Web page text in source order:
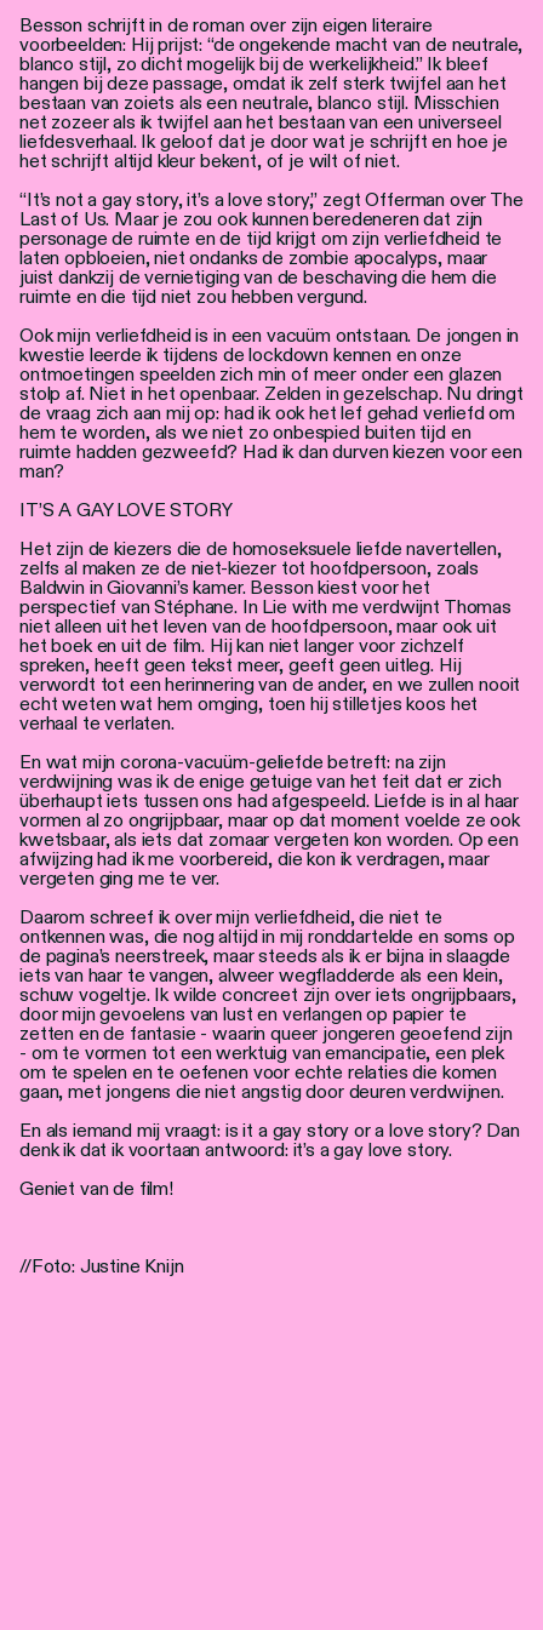
Besson schrijft in de roman over zijn eigen literaire
voorbeelden: Hij prijst: “de ongekende macht van de neutrale,
blanco stijl, zo dicht mogelijk bij de werkelijkheid.” Ik bleef
hangen bij deze passage, omdat ik zelf sterk twijfel aan het
bestaan van zoiets als een neutrale, blanco stijl. Misschien
net zozeer als ik twijfel aan het bestaan van een universeel
liefdesverhaal. Ik geloof dat je door wat je schrijft en hoe je
het schrijft altijd kleur bekent, of je wilt of niet.
“It’s not a gay story, it’s a love story,” zegt Offerman over The
Last of Us. Maar je zou ook kunnen beredeneren dat zijn
personage de ruimte en de tijd krijgt om zijn verliefdheid te
laten opbloeien, niet ondanks de zombie apocalyps, maar
juist dankzij de vernietiging van de beschaving die hem die
ruimte en die tijd niet zou hebben vergund.
Ook mijn verliefdheid is in een vacuüm ontstaan. De jongen in
kwestie leerde ik tijdens de lockdown kennen en onze
ontmoetingen speelden zich min of meer onder een glazen
stolp af. Niet in het openbaar. Zelden in gezelschap. Nu dringt
de vraag zich aan mij op: had ik ook het lef gehad verliefd om
hem te worden, als we niet zo onbespied buiten tijd en
ruimte hadden gezweefd? Had ik dan durven kiezen voor een
man?
IT’S A GAY LOVE STORY
Het zijn de kiezers die de homoseksuele liefde navertellen,
zelfs al maken ze de niet-kiezer tot hoofdpersoon, zoals
Baldwin in Giovanni’s kamer. Besson kiest voor het
perspectief van Stéphane. In Lie with me verdwijnt Thomas
niet alleen uit het leven van de hoofdpersoon, maar ook uit
het boek en uit de film. Hij kan niet langer voor zichzelf
spreken, heeft geen tekst meer, geeft geen uitleg. Hij
verwordt tot een herinnering van de ander, en we zullen nooit
echt weten wat hem omging, toen hij stilletjes koos het
verhaal te verlaten.
En wat mijn corona-vacuüm-geliefde betreft: na zijn
verdwijning was ik de enige getuige van het feit dat er zich
überhaupt iets tussen ons had afgespeeld. Liefde is in al haar
vormen al zo ongrijpbaar, maar op dat moment voelde ze ook
kwetsbaar, als iets dat zomaar vergeten kon worden. Op een
afwijzing had ik me voorbereid, die kon ik verdragen, maar
vergeten ging me te ver.
Daarom schreef ik over mijn verliefdheid, die niet te
ontkennen was, die nog altijd in mij ronddartelde en soms op
de pagina’s neerstreek, maar steeds als ik er bijna in slaagde
iets van haar te vangen, alweer wegfladderde als een klein,
schuw vogeltje. Ik wilde concreet zijn over iets ongrijpbaars,
door mijn gevoelens van lust en verlangen op papier te
zetten en de fantasie - waarin queer jongeren geoefend zijn
- om te vormen tot een werktuig van emancipatie, een plek
om te spelen en te oefenen voor echte relaties die komen
gaan, met jongens die niet angstig door deuren verdwijnen.
En als iemand mij vraagt: is it a gay story or a love story? Dan
denk ik dat ik voortaan antwoord: it’s a gay love story.
Geniet van de film!
//Foto: Justine Knijn